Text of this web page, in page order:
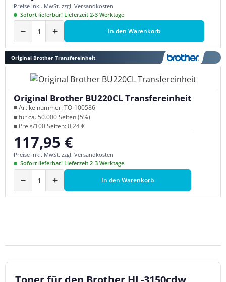
Preise inkl. MwSt. zzgl. Versandkosten
Sofort lieferbar! Lieferzeit 2-3 Werktage
− + In den Warenkorb
Original Brother Transfereinheit
Original Brother BU220CL Transfereinheit
■ Artikelnummer: TO-100586
■ für ca. 50.000 Seiten (5%)
■ Preis/100 Seiten: 0,24 €
Regulärer Preis:
117,95 €
Preise inkl. MwSt. zzgl. Versandkosten
Sofort lieferbar! Lieferzeit 2-3 Werktage
− + In den Warenkorb